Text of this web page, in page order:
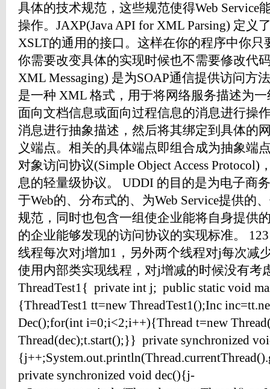
具体的技术规范，这些规范使得Web Service
操作。JAXP(Java API for XML Parsing) 定义
XSLT的通用的接口。这样在你的程序中你
你需要改变具体的实现时候也不需要修改代
XML Messaging) 是为SOAP通信提供访问方
是一种 XML 格式，用于将网络服务描述为
面向文档信息或面向过程信息的消息进行操
消息进行抽象描述，然后将其绑定到具体的
义端点。相关的具体端点即组合成为抽象端
对象访问协议(Simple Object Access
息的轻量级协议。 UDDI 的目的是为电子商
于Web的、分布式的、为Web Service提供的
规范，同时也包含一组使企业能将自身提供
的企业能够发现的访问协议的实现标准。
线程每次对j增加1，另外两个线程对j每次减
使用内部类实现线程，对j增减的时候没有考
ThreadTest1{ private int j; public static void
{ThreadTest1 tt=new ThreadTest1();Inc
Dec();for(int i=0;i<2;i++){Thread t=new
Thread(dec);t.start();}} private synchronized
private synchronized void dec(){j-